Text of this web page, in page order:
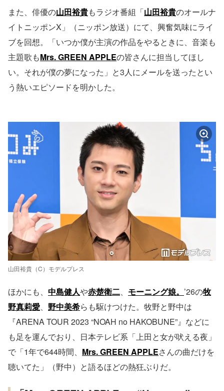
また、俳優の山田裕貴もラジオ番組「山田裕貴のオールナ
イトニッポンX」（ニッポン放送）にて、興奮気味にライ
ブを回想。「いつか僕が主演の作品をやるときに、音楽も
主題歌もMrs. GREEN APPLEの皆さんに担当してほし
い。それが僕の夢になった」と3人にメールを送ったとい
う熱いエピソードを明かした。
山田裕貴（C）モデルプレス
ほかにも、 中島健人や赤楚衛二、 モーニング娘。 ’26の牧
野真莉愛、 野中美希らも駆けつけた。牧野と野中は
『ARENA TOUR 2023 “NOAH no HAKOBUNE”』などに
も足を運んでおり、日本テレビ系「上田と女が吠える夜」
で「1年で644時間、 Mrs. GREEN APPLEさんの曲だけを
聴いてた」（野中）と語るほどの熱狂ぶりだ。